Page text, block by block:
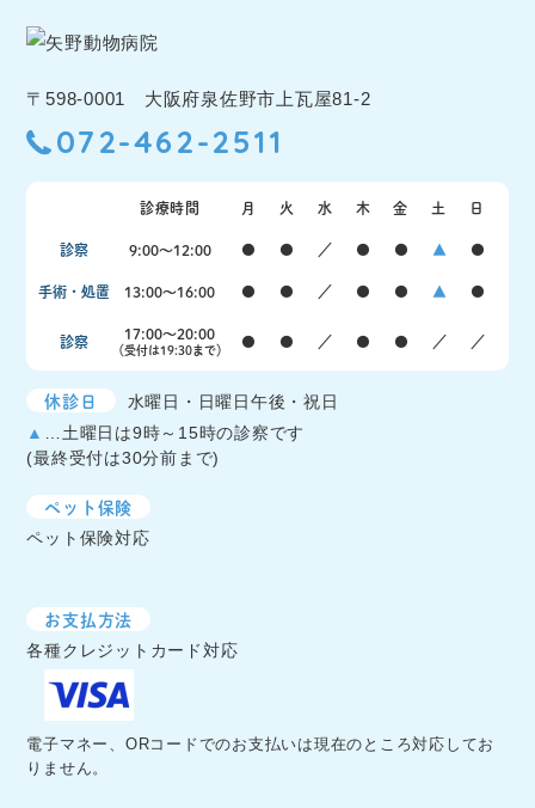
〒598-0001 大阪府泉佐野市上瓦屋81-2
072-462-2511
診療時間 月 火 水 木 金 土 日
診察 9:00〜12:00 ● ● ／ ● ● ▲ ●
手術・処置 13:00〜16:00 ● ● ／ ● ● ▲ ●
診察 17:00〜20:00
（受付は19:30まで） ● ● ／ ● ● ／ ／
休診日
水曜日・日曜日午後・祝日
▲
…土曜日は9時～15時の診察です
(最終受付は30分前まで)
ペット保険
ペット保険対応
お支払方法
各種クレジットカード対応
電子マネー、ORコードでのお支払いは現在のところ対応してお
りません。